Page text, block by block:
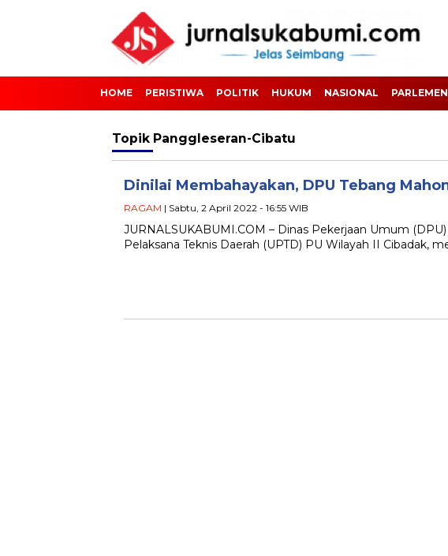
HOME PERISTIWA POLITIK HUKUM NASIONAL PARLEMEN
Topik Panggleseran-Cibatu
Dinilai Membahayakan, DPU Tebang
RAGAM | Sabtu, 2 April 2022 - 16:55 WIB
JURNALSUKABUMI.COM – Dinas Pekerjaan Umum
Pelaksana Teknis Daerah (UPTD) PU Wilayah II Cibadak,